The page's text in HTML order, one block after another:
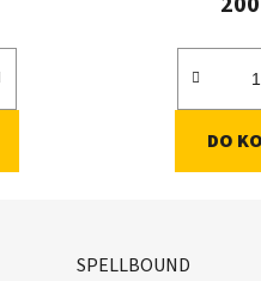
DO
SPELLBOUND